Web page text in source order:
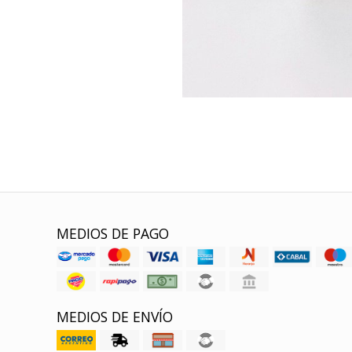
MEDIOS DE PAGO
MEDIOS DE ENVÍO